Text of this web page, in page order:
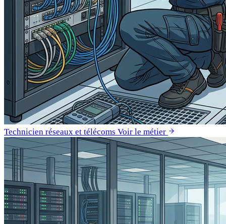
Technicien réseaux et télécoms Voir le métier